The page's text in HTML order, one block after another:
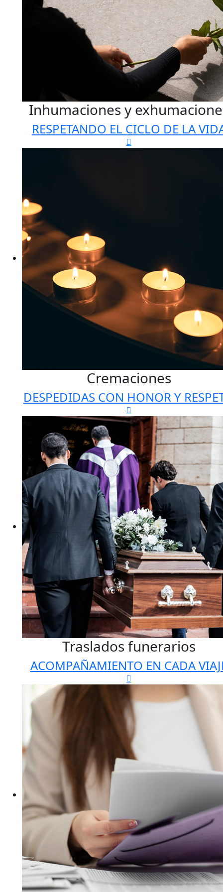
Inhumaciones y
RESPETANDO EL CICLO DE LA
Cremaciones
DESPEDIDAS CON HONOR Y
Traslados funerarios
ACOMPAÑAMIENTO EN CADA